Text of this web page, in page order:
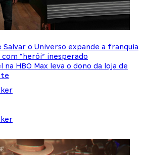
Salvar o Universo expande a franquia
“herói” inesperado
HBO Max leva o dono da loja de